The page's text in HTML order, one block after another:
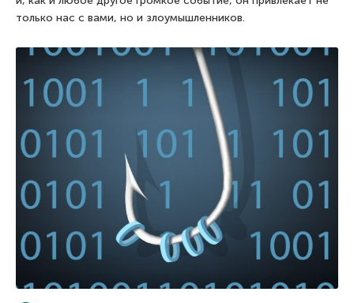
только нас с вами, но и злоумышленников.